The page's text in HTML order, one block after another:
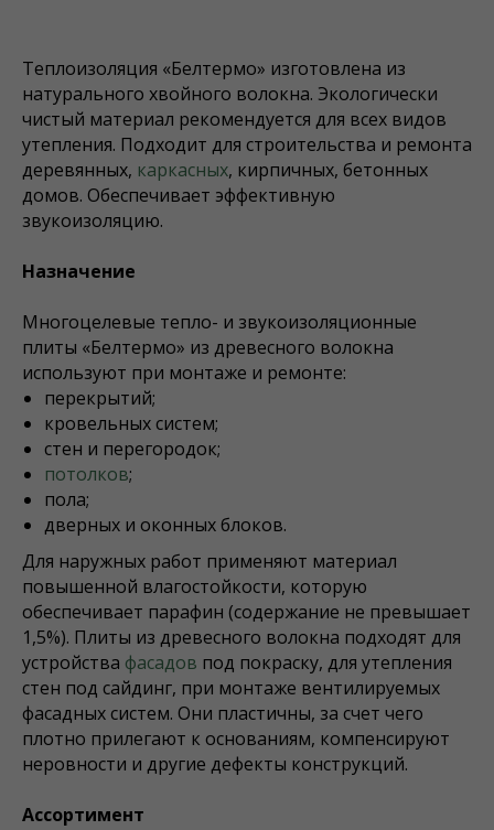
Теплоизоляция «Белтермо» изготовлена из
натурального хвойного волокна. Экологически
чистый материал рекомендуется для всех видов
утепления. Подходит для строительства и ремонта
деревянных, каркасных, кирпичных, бетонных
домов. Обеспечивает эффективную
звукоизоляцию.
Назначение
Многоцелевые тепло- и звукоизоляционные
плиты «Белтермо» из древесного волокна
используют при монтаже и ремонте:
перекрытий;
кровельных систем;
стен и перегородок;
потолков;
пола;
дверных и оконных блоков.
Для наружных работ применяют материал
повышенной влагостойкости, которую
обеспечивает парафин (содержание не превышает
1,5%). Плиты из древесного волокна подходят для
устройства фасадов под покраску, для утепления
стен под сайдинг, при монтаже вентилируемых
фасадных систем. Они пластичны, за счет чего
плотно прилегают к основаниям, компенсируют
неровности и другие дефекты конструкций.
Ассортимент